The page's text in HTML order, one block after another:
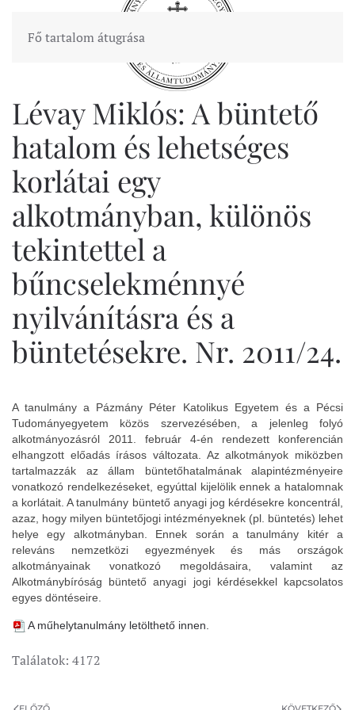
Fő tartalom átugrása
Lévay Miklós: A büntető
hatalom és lehetséges
korlátai egy
alkotmányban, különös
tekintettel a
bűncselekménnyé
nyilvánításra és a
büntetésekre. Nr. 2011/24.
A tanulmány a Pázmány Péter Katolikus Egyetem és a Pécsi
Tudományegyetem közös szervezésében, a jelenleg folyó
alkotmányozásról 2011. február 4-én rendezett konferencián
elhangzott előadás írásos változata. Az alkotmányok miközben
tartalmazzák az állam büntetőhatalmának alapintézményeire
vonatkozó rendelkezéseket, egyúttal kijelölik ennek a hatalomnak
a korlátait. A tanulmány büntető anyagi jog kérdésekre koncentrál,
azaz, hogy milyen büntetőjogi intézményeknek (pl. büntetés) lehet
helye egy alkotmányban. Ennek során a tanulmány kitér a
releváns nemzetközi egyezmények és más országok
alkotmányainak vonatkozó megoldásaira, valamint az
Alkotmánybíróság büntető anyagi jogi kérdésekkel kapcsolatos
egyes döntéseire.
A műhelytanulmány letölthető innen.
Találatok: 4172